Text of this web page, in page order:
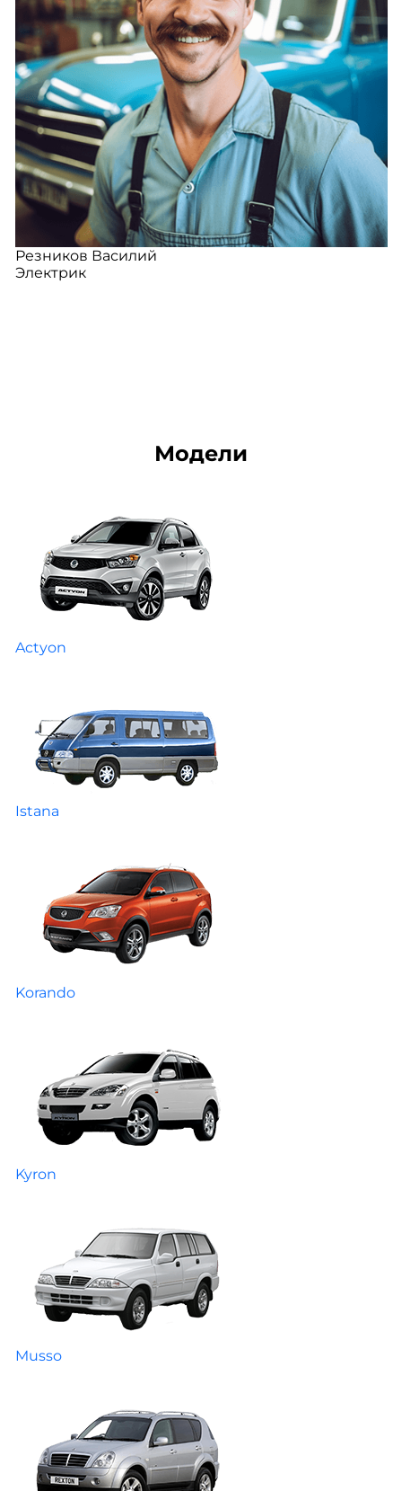
Резников Василий
Электрик
Модели
Actyon
Istana
Korando
Kyron
Musso